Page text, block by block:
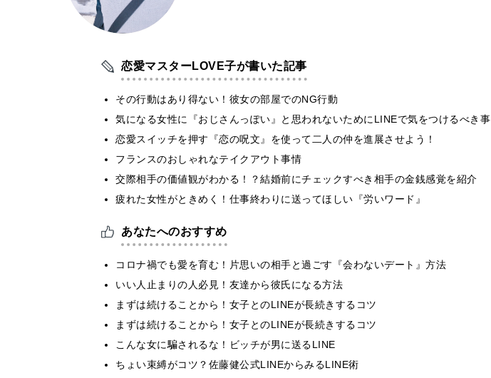
恋愛マスターLOVE子が書いた記事
その行動はあり得ない！彼女の部屋でのNG行動
気になる女性に『おじさんっぽい』と思われないためにLINEで気をつけるべき事
恋愛スイッチを押す『恋の呪文』を使って二人の仲を進展させよう！
フランスのおしゃれなテイクアウト事情
交際相手の価値観がわかる！？結婚前にチェックすべき相手の金銭感覚を紹介
疲れた女性がときめく！仕事終わりに送ってほしい『労いワード』
あなたへのおすすめ
コロナ禍でも愛を育む！片思いの相手と過ごす『会わないデート』方法
いい人止まりの人必見！友達から彼氏になる方法
まずは続けることから！女子とのLINEが長続きするコツ
まずは続けることから！女子とのLINEが長続きするコツ
こんな女に騙されるな！ビッチが男に送るLINE
ちょい束縛がコツ？佐藤健公式LINEからみるLINE術